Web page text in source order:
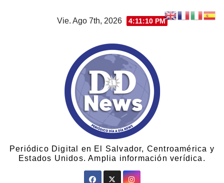
Vie. Ago 7th, 2026 4:11:11 PM
Periódico Digital en El Salvador, Centroamérica y
Estados Unidos. Amplia información verídica.